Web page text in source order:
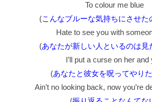
To colour me blue
(こんなブルーな気持ちにさせた
Hate to see you with
(あなたが新しい人といるのは見
I’ll put a curse on her and
(あなたと彼女を呪ってやり
Ain’t no looking back, now you’re